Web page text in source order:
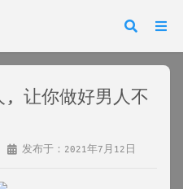
, 让你做好男人不
发布于：2021年7月12日